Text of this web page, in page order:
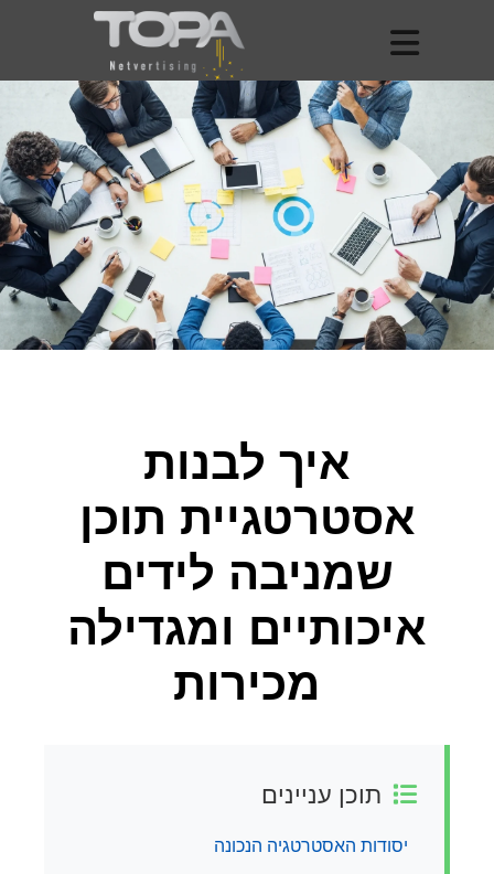
איך לבנות
אסטרטגיית תוכן
שמניבה לידים
איכותיים ומגדילה
מכירות
תוכן עניינים
יסודות האסטרטגיה הנכונה